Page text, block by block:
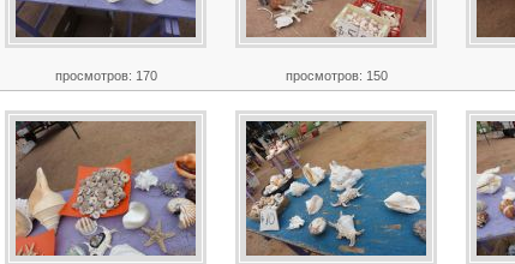
просмотров: 170 просмотров: 150